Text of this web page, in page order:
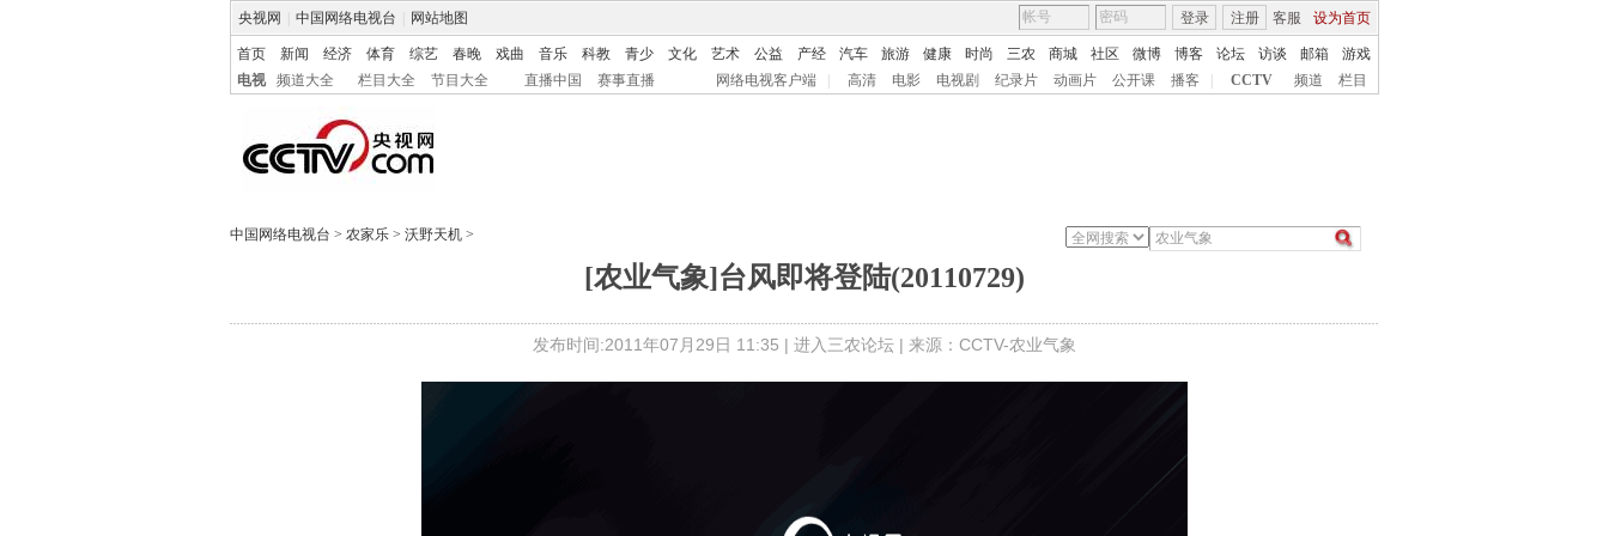
央视网 中国网络电视台 网站地图 客服 设为首页
登录 注册
首页 新闻 经济 体育 综艺 春晚 戏曲 音乐 科教 青少 文化 艺术 公益 产经 汽车 旅游 健康 时尚 三农 商城 社区 微博 博客 论坛 访谈 邮箱
游戏
电视
频道大全 栏目大全 节目大全 直播中国 赛事直播 网络电视客户端 高清 电影 电视剧 纪录片 动画片 公开课 播客 CCTV 频道 栏目
中国网络电视台 > 农家乐 > 沃野天机 >
[农业气象]台风即将登陆(20110729)
发布时间:2011年07月29日 11:35 | 进入三农论坛 | 来源：CCTV-农业气象